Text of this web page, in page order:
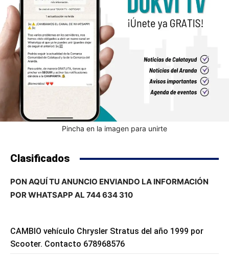
Pincha en la imagen para unirte
Clasificados
PON AQUÍ TU ANUNCIO ENVIANDO LA INFORMACIÓN
POR WHATSAPP AL 744 634 310
CAMBIO vehículo Chrysler Stratus del año 1999 por
Scooter. Contacto 678968576